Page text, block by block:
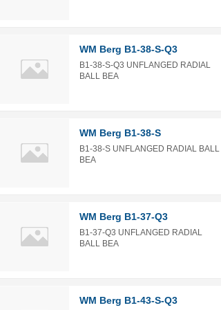
WM Berg B1-38-S-Q3
B1-38-S-Q3 UNFLANGED RADIAL
BALL BEA
WM Berg B1-38-S
B1-38-S UNFLANGED RADIAL BALL
BEA
WM Berg B1-37-Q3
B1-37-Q3 UNFLANGED RADIAL
BALL BEA
WM Berg B1-43-S-Q3